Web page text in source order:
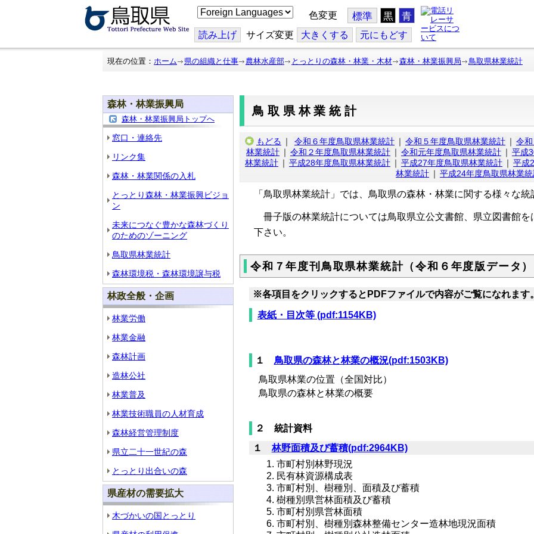
こ
の
ジ
を
翻
色変更 標準 黒 青
読み上げ サイズ変更 大きくする 元にもどす
現在の位置： ホーム 県の組織と仕事 農林水産部 とっとりの森林・林業・木材 森林・林業振興局 鳥取県林業統計
森林・林業振興局
森林・林業振興局トップへ
窓口・連絡先
リンク集
森林・林業関係の入札
とっとり森林・林業振興ビジョ
ン
未来につなぐ豊かな森林づくり
のためのゾーニング
鳥取県林業統計
森林環境税・森林環境譲与税
林政全般・企画
林業労働
林業金融
森林計画
造林公社
林業普及
林業技術職員の人材育成
森林経営管理制度
県立二十一世紀の森
とっとり出合いの森
県産材の需要拡大
木づかいの国とっとり
鳥取県林業統計
もどる ｜ 令和６年度鳥取県林業統計 ｜ 令和５年度鳥取県林業統計 ｜ 令
林業統計 ｜ 令和２年度鳥取県林業統計 ｜ 令和元年度鳥取県林業統計 ｜ 平成
林業統計 ｜ 平成28年度鳥取県林業統計 ｜ 平成27年度鳥取県林業統計 ｜ 平成
林業統計 ｜ 平成24年度鳥取県林業
「鳥取県林業統計」では、鳥取県の森林・林業に関する様々な
冊子版の林業統計については鳥取県立公文書館、県立図書館
下さい。
令和７年度刊鳥取県林業統計（令和６年度版データ）
※各項目をクリックするとPDFファイルで内容がご覧になれま
表紙・目次等 (pdf:1154KB)
１ 鳥取県の森林と林業の概況(pdf:1503KB)
鳥取県林業の位置（全国対比）
鳥取県の森林と林業の概要
２ 統計資料
１林野面積及び蓄積(pdf:2964KB)
市町村別林野現況
民有林資源構成表
市町村別、樹種別、面積及び蓄積
樹種別県営林面積及び蓄積
市町村別県営林面積
市町村別、樹種別森林整備センター造林地現況面積